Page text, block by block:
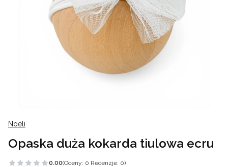
Noeli
Opaska duża kokarda tiulowa ecru
0.00(Oceny: 0 Recenzje: 0)